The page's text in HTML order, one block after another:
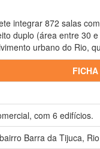
integrar 872 salas
duplo (área entre 30
urbano do Rio,
com 6 edifícios.
Barra da Tijuca,